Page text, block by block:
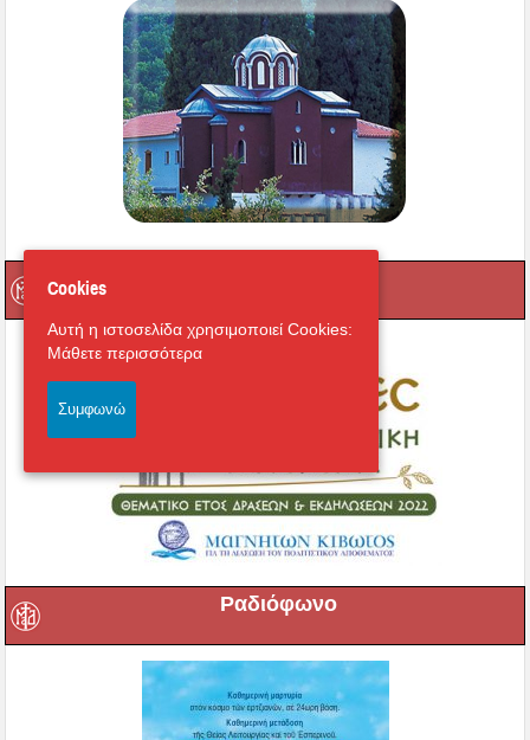
Ραδιόφωνο
Cookies
Αυτή η ιστοσελίδα χρησιμοποιεί Cookies:
Μάθετε περισσότερα
Συμφωνώ